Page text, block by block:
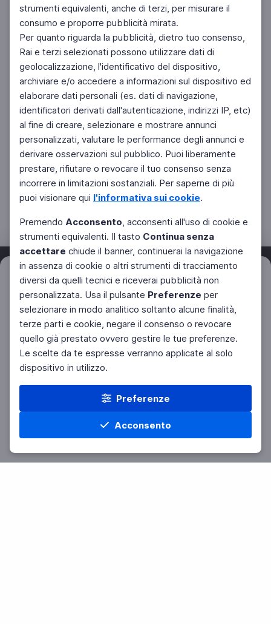
strumenti equivalenti, anche di terzi, per misurare il
consumo e proporre pubblicità mirata.
Per quanto riguarda la pubblicità, dietro tuo consenso,
Rai e terzi selezionati possono utilizzare dati di
geolocalizzazione, l'identificativo del dispositivo,
archiviare e/o accedere a informazioni sul dispositivo ed
elaborare dati personali (es. dati di navigazione,
identificatori derivati dall'autenticazione, indirizzi IP, etc)
al fine di creare, selezionare e mostrare annunci
personalizzati, valutare le performance degli annunci e
derivare osservazioni sul pubblico. Puoi liberamente
prestare, rifiutare o revocare il tuo consenso senza
incorrere in limitazioni sostanziali. Per saperne di più
puoi visionare qui l'informativa sui cookie.
Premendo Acconsento, acconsenti all'uso di cookie e
strumenti equivalenti. Il tasto Continua senza
accettare chiude il banner, continuerai la navigazione
in assenza di cookie o altri strumenti di tracciamento
diversi da quelli tecnici e riceverai pubblicità non
personalizzata. Usa il pulsante Preferenze per
selezionare in modo analitico soltanto alcune finalità,
terze parti e cookie, negare il consenso o revocare
quello già prestato ovvero gestire le tue preferenze.
Le scelte da te espresse verranno applicate al solo
dispositivo in utilizzo.
Preferenze
Acconsento
Home Materie Cerca Menu
Filtri Azzera
Facebook Twitter Instagram